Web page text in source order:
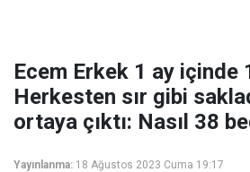
Ecem Erkek 1 ay içinde
Herkesten sır gibi
ortaya çıktı: Nasıl 38
Yayınlanma: 18 Ağustos 2023 Cuma 19:17